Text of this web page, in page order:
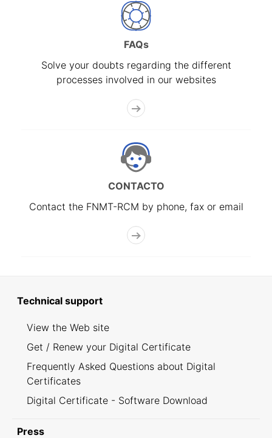
FAQs
Solve your doubts regarding the different
processes involved in our websites
CONTACTO
Contact the FNMT-RCM by phone, fax or email
Technical support
View the Web site
Get / Renew your Digital Certificate
Frequently Asked Questions about Digital
Certificates
Digital Certificate - Software Download
Press